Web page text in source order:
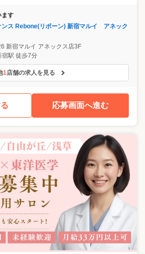
ます
ンス Rebone(リボーン) 新宿マルイ アネック
新宿マルイ アネックス店3F
宿駅 徒歩7分
1店舗の求人を見る
応募画面へ進む